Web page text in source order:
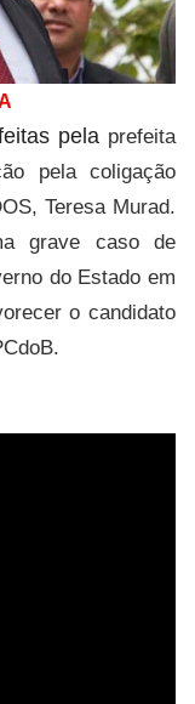
pela prefeita
pela coligação
Teresa Murad.
grave caso de
do Estado em
o candidato